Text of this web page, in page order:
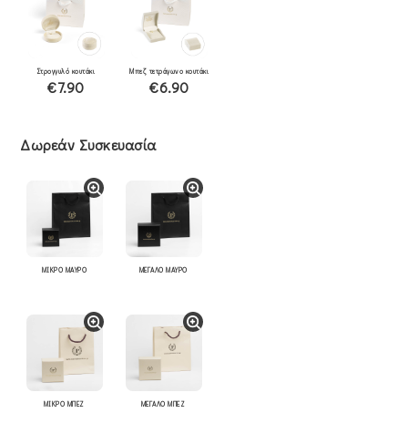
Στρογγυλό κουτάκι
€7.90
Μπεζ τετράγωνο κουτάκι
€6.90
Δωρεάν Συσκευασία
ΜΙΚΡΟ ΜΑΥΡΟ ΜΕΓΑΛΟ ΜΑΥΡΟ
ΜΙΚΡΟ ΜΠΕΖ ΜΕΓΑΛΟ ΜΠΕΖ